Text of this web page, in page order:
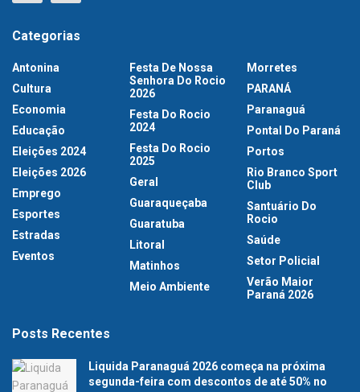
Categorias
Antonina
Cultura
Economia
Educação
Eleições 2024
Eleições 2026
Emprego
Esportes
Estradas
Eventos
Festa De Nossa
Senhora Do Rocio
2026
Festa Do Rocio
2024
Festa Do Rocio
2025
Geral
Guaraqueçaba
Guaratuba
Litoral
Matinhos
Meio Ambiente
Morretes
PARANÁ
Paranaguá
Pontal Do Paraná
Portos
Rio Branco Sport
Club
Santuário Do
Rocio
Saúde
Setor Policial
Verão Maior
Paraná 2026
Posts Recentes
Liquida Paranaguá 2026 começa na próxima
segunda-feira com descontos de até 50% no